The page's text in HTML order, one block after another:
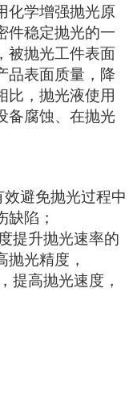
化学增强抛光原
件稳定抛光的一
被抛光工件表面
品表面质量，降
比，抛光液使用
备腐蚀、在抛光
避免抛光过程中
陷；
提升抛光速率的
光精度，
提高抛光速度，